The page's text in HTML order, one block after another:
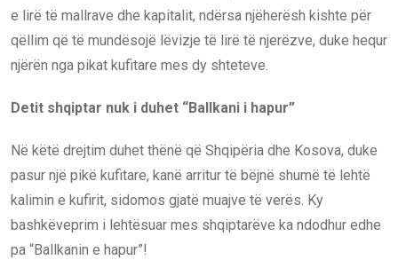
e lirë të mallrave dhe kapitalit, ndërsa njëherësh kishte për
qëllim që të mundësojë lëvizje të lirë të njerëzve, duke hequr
njërën nga pikat kufitare mes dy shteteve.
Detit shqiptar nuk i duhet “Ballkani i hapur”
Në këtë drejtim duhet thënë që Shqipëria dhe Kosova, duke
pasur një pikë kufitare, kanë arritur të bëjnë shumë të lehtë
kalimin e kufirit, sidomos gjatë muajve të verës. Ky
bashkëveprim i lehtësuar mes shqiptarëve ka ndodhur edhe
pa “Ballkanin e hapur”!